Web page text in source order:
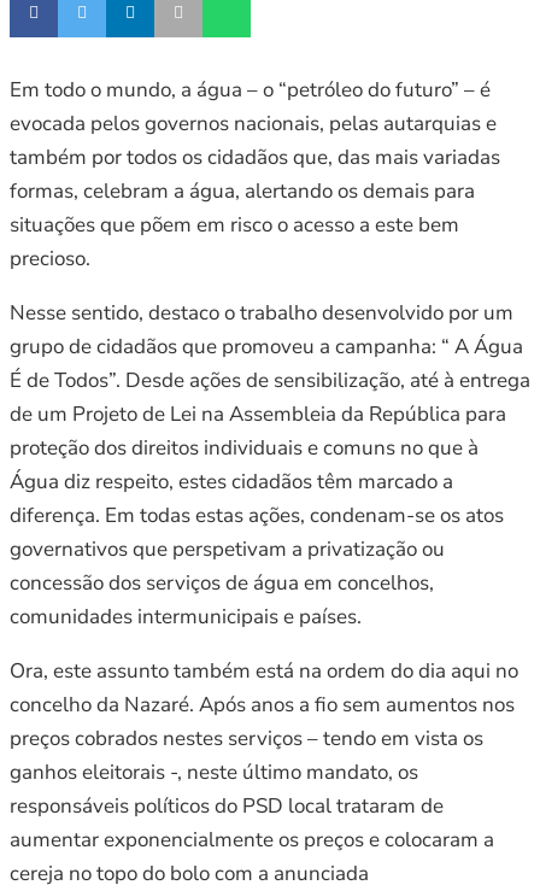
Em todo o mundo, a água – o “petróleo do futuro” – é
evocada pelos governos nacionais, pelas autarquias e
também por todos os cidadãos que, das mais variadas
formas, celebram a água, alertando os demais para
situações que põem em risco o acesso a este bem
precioso.
Nesse sentido, destaco o trabalho desenvolvido por um
grupo de cidadãos que promoveu a campanha: “ A Água
É de Todos”. Desde ações de sensibilização, até à entrega
de um Projeto de Lei na Assembleia da República para
proteção dos direitos individuais e comuns no que à
Água diz respeito, estes cidadãos têm marcado a
diferença. Em todas estas ações, condenam-se os atos
governativos que perspetivam a privatização ou
concessão dos serviços de água em concelhos,
comunidades intermunicipais e países.
Ora, este assunto também está na ordem do dia aqui no
concelho da Nazaré. Após anos a fio sem aumentos nos
preços cobrados nestes serviços – tendo em vista os
ganhos eleitorais -, neste último mandato, os
responsáveis políticos do PSD local trataram de
aumentar exponencialmente os preços e colocaram a
cereja no topo do bolo com a anunciada